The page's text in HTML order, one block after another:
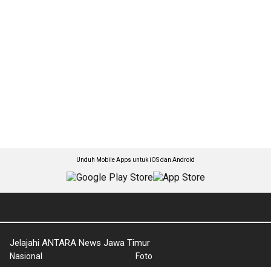
Unduh Mobile Apps untuk iOS dan Android
Jelajahi ANTARA News Jawa Timur
Nasional
Foto